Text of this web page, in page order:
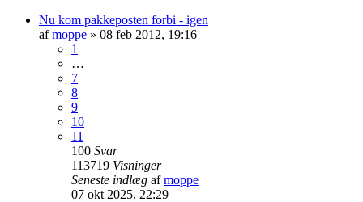
Nu kom pakkeposten forbi - igen
afmoppe » 08 feb 2012, 19:16
1
…
7
8
9
10
11
100 Svar
113719 Visninger
Seneste indlæg afmoppe
07 okt 2025, 22:29